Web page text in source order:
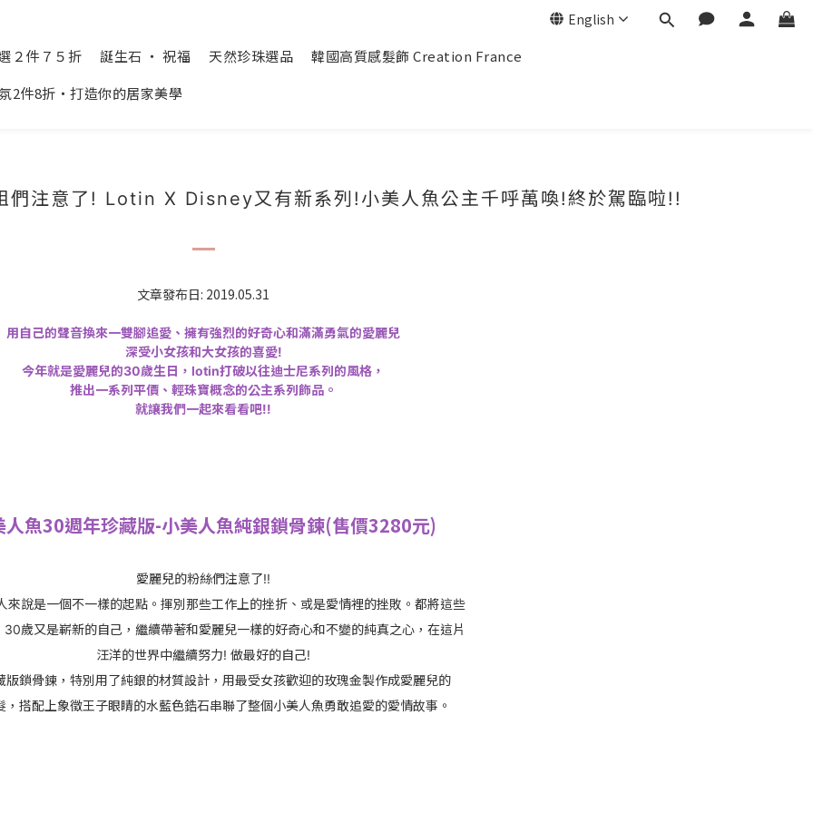
English
２件７５折 誕生石 ‧ 祝福 天然珍珠選品
韓國高質感髮飾 Creation France
2件8折‧打造你的居家美學
們注意了! Lotin X Disney又有新系列!小美人魚公主千呼萬喚!終於駕臨啦!!
文章發布日: 2019.05.31
用自己的聲音換來一雙腳追愛、擁有強烈的好奇心和滿滿勇氣的愛麗兒
深受小女孩和大女孩的喜愛!
今年就是愛麗兒的30歲生日，lotin打破以往迪士尼系列的風格，
推出一系列平價、輕珠寶概念的公主系列飾品。
就讓我們一起來看看吧!!
人魚30週年珍藏版-小美人魚純銀鎖骨鍊(售價3280元)
愛麗兒的粉絲們注意了!!
來說是一個不一樣的起點。揮別那些工作上的挫折、或是愛情裡的挫敗。都將這些
30歲又是嶄新的自己，繼續帶著和愛麗兒一樣的好奇心和不變的純真之心，在這片
汪洋的世界中繼續努力! 做最好的自己!
版鎖骨鍊，特別用了純銀的材質設計，用最受女孩歡迎的玫瑰金製作成愛麗兒的
，搭配上象徵王子眼睛的水藍色鋯石串聯了整個小美人魚勇敢追愛的愛情故事。